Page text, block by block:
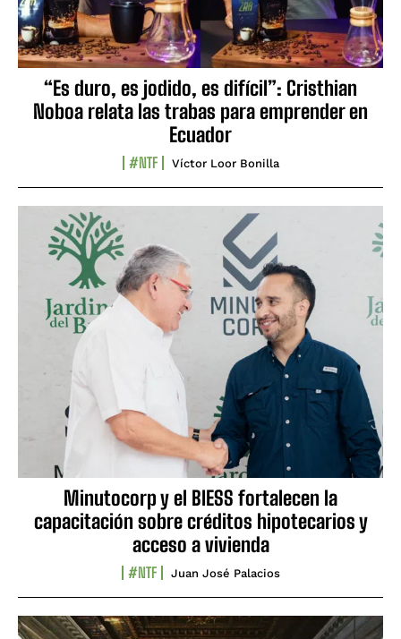
“Es duro, es jodido, es difícil”: Cristhian
Noboa relata las trabas para emprender en
Ecuador
#NTF Víctor Loor Bonilla
Minutocorp y el BIESS fortalecen la
capacitación sobre créditos hipotecarios y
acceso a vivienda
#NTF Juan José Palacios